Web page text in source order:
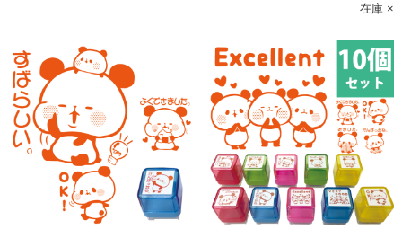
在庫 ×